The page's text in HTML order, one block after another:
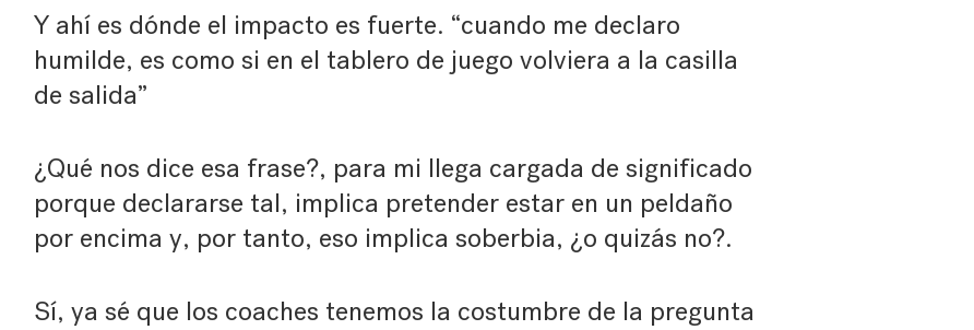
Y ahí es dónde el impacto es fuerte. “cuando me declaro
humilde, es como si en el tablero de juego volviera a la casilla
de salida”
¿Qué nos dice esa frase?, para mi llega cargada de significado
porque declararse tal, implica pretender estar en un peldaño
por encima y, por tanto, eso implica soberbia, ¿o quizás no?.
Sí, ya sé que los coaches tenemos la costumbre de la pregunta